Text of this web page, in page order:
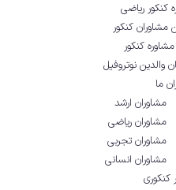
کنکور ریاضی
مشاوران کنکور
کنکور
والدین نوتروفیل
ما
مشاوران ارشد
مشاوران ریاضی
مشاوران تجربی
مشاوران انسانی
کنکوری